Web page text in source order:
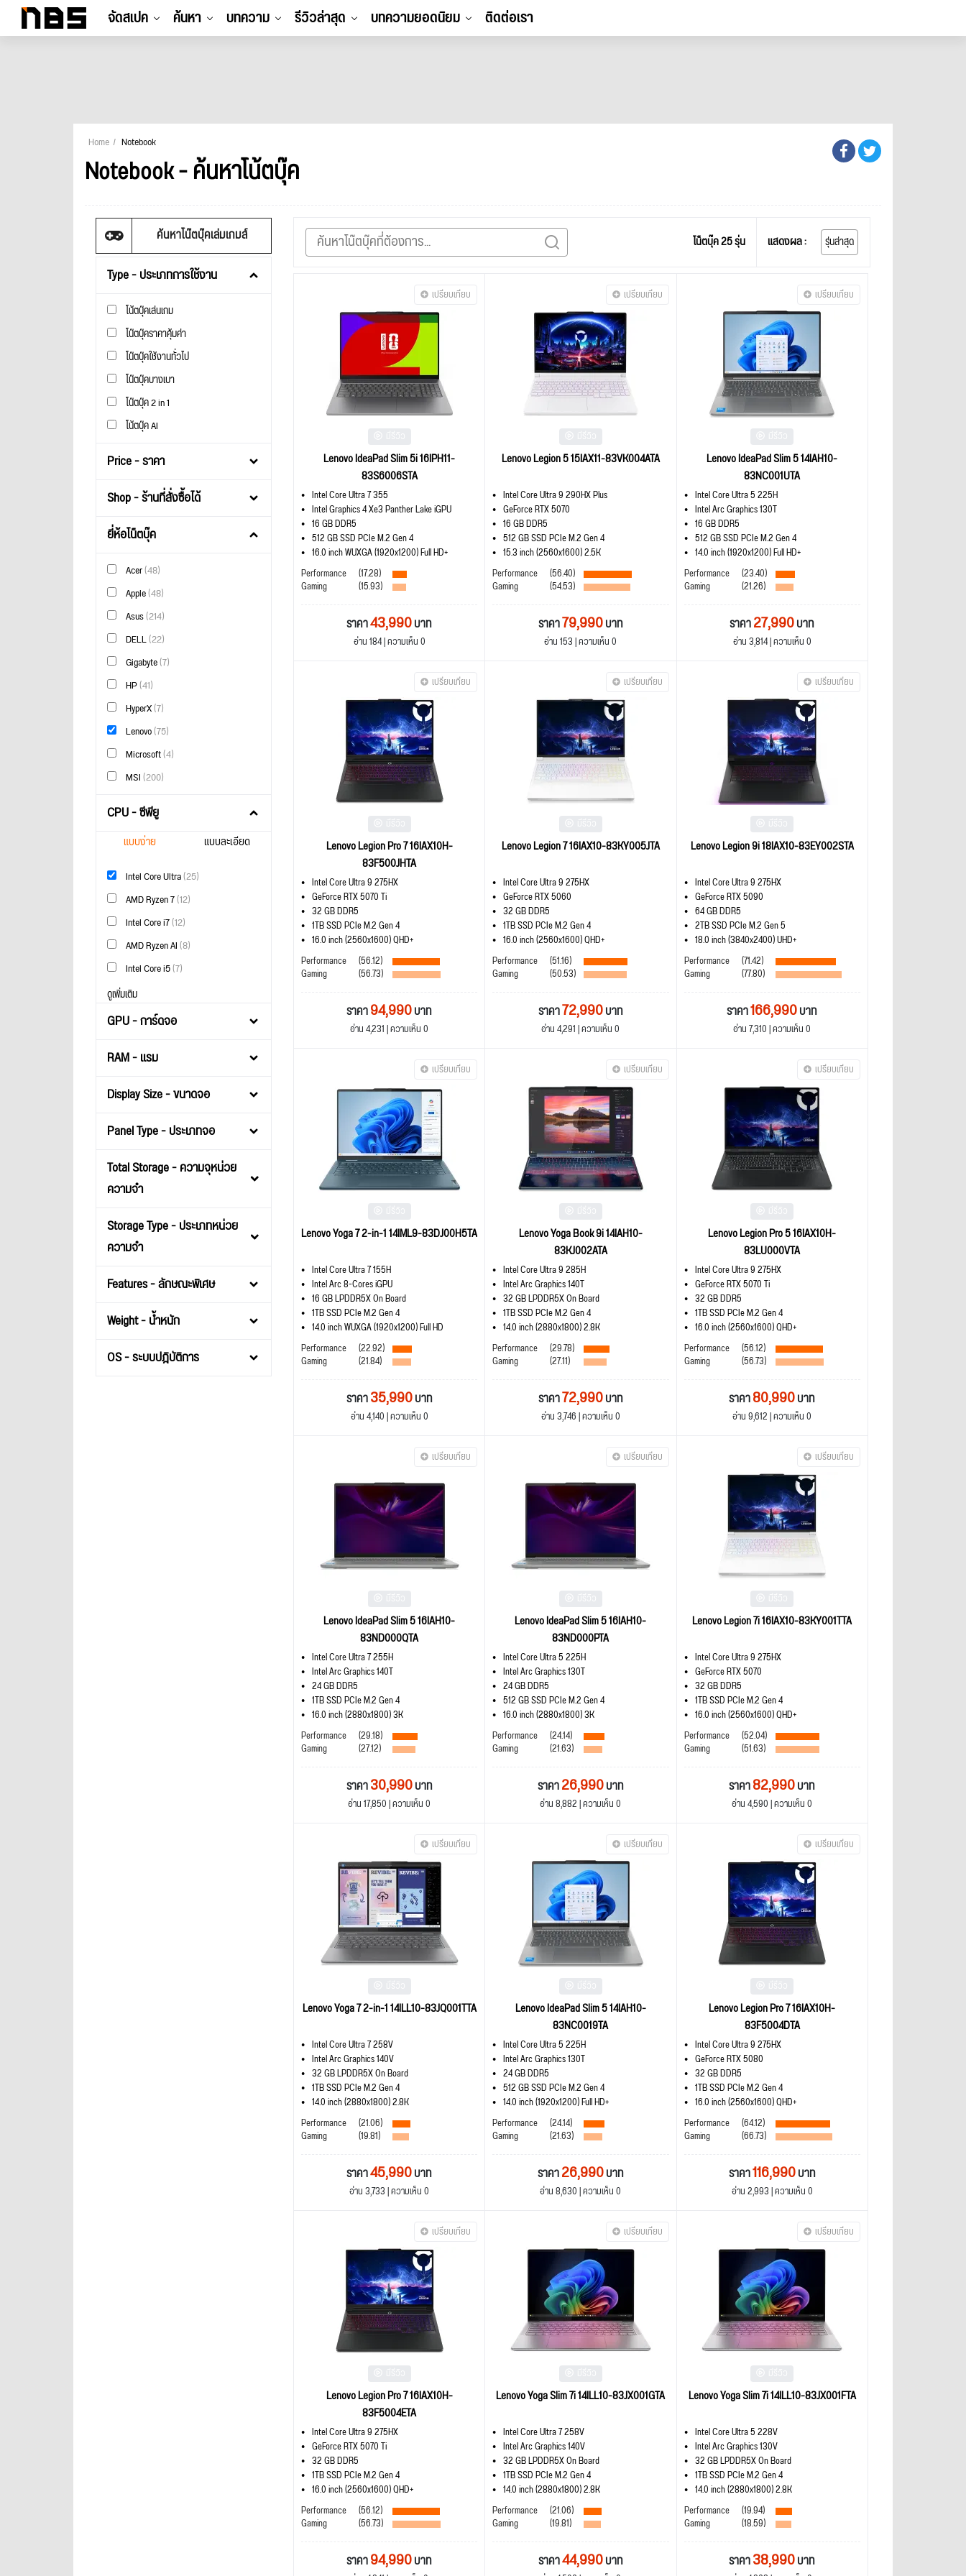
จัดสเปค ค้นหา บทความ รีวิวล่าสุด บทความยอดนิยม ติดต่อเรา
Home Notebook
Notebook - ค้นหาโน้ตบุ๊ค
ค้นหาโน๊ตบุ๊คเล่มเกมส์
Type - ประเภทการใช้งาน
โน้ตบุ๊คเล่นเกม
โน๊ตบุ๊คราคาคุ้มค่า
โน๊ตบุ๊คใช้งานทั่วไป
โน๊ตบุ๊คบางเบา
โน๊ตบุ๊ค 2 in 1
โน้ตบุ๊ค AI
Price - ราคา
Shop - ร้านที่สั่งซื้อได้
ยี่ห้อโน็ตบุ๊ค
Acer(48)
Apple(48)
Asus(214)
DELL(22)
Gigabyte(7)
HP(41)
HyperX(7)
Lenovo(75)
Microsoft(4)
MSI(200)
CPU - ซีพียู
แบบง่าย แบบละเอียด
Intel Core Ultra(25)
AMD Ryzen 7(12)
Intel Core i7(12)
AMD Ryzen AI(8)
Intel Core i5(7)
ดูเพิ่มเติม
GPU - การ์ดจอ
RAM - แรม
Display Size - ขนาดจอ
Panel Type - ประเภทจอ
Total Storage - ความจุหน่วย
ความจำ
Storage Type - ประเภทหน่วย
ความจำ
Features - ลักษณะพิเศษ
Weight - น้ำหนัก
OS - ระบบปฎิบัติการ
โน็ตบุ๊ค 25 รุ่น แสดงผล : รุ่นล่าสุด
เปรียบเทียบ
Lenovo IdeaPad Slim 5i 16IPH11-
83S6006STA
Intel Core Ultra 7 355
Intel Graphics 4 Xe3 Panther Lake iGPU
16 GB DDR5
512 GB SSD PCIe M.2 Gen 4
16.0 inch WUXGA (1920x1200) Full HD+
Performance
(17.28)
Gaming (15.93)
ราคา43,990บาท
อ่าน 184 | ความเห็น 0
เปรียบเทียบ
Lenovo Legion 5 15IAX11-83VK004ATA
Intel Core Ultra 9 290HX Plus
GeForce RTX 5070
16 GB DDR5
512 GB SSD PCIe M.2 Gen 4
15.3 inch (2560x1600) 2.5K
Performance
(56.40)
Gaming (54.53)
ราคา79,990บาท
อ่าน 153 | ความเห็น 0
เปรียบเทียบ
Lenovo IdeaPad Slim 5 14IAH10-
83NC001UTA
Intel Core Ultra 5 225H
Intel Arc Graphics 130T
16 GB DDR5
512 GB SSD PCIe M.2 Gen 4
14.0 inch (1920x1200) Full HD+
Performance
(23.40)
Gaming (21.26)
ราคา27,990บาท
อ่าน 3,814 | ความเห็น 0
เปรียบเทียบ
Lenovo Legion Pro 7 16IAX10H-
83F500JHTA
Intel Core Ultra 9 275HX
GeForce RTX 5070 Ti
32 GB DDR5
1TB SSD PCIe M.2 Gen 4
16.0 inch (2560x1600) QHD+
Performance
(56.12)
Gaming (56.73)
ราคา94,990บาท
อ่าน 4,231 | ความเห็น 0
เปรียบเทียบ
Lenovo Legion 7 16IAX10-83KY005JTA
Intel Core Ultra 9 275HX
GeForce RTX 5060
32 GB DDR5
1TB SSD PCIe M.2 Gen 4
16.0 inch (2560x1600) QHD+
Performance
(51.16)
Gaming (50.53)
ราคา72,990บาท
อ่าน 4,291 | ความเห็น 0
เปรียบเทียบ
Lenovo Legion 9i 18IAX10-83EY002STA
Intel Core Ultra 9 275HX
GeForce RTX 5090
64 GB DDR5
2TB SSD PCIe M.2 Gen 5
18.0 inch (3840x2400) UHD+
Performance
(71.42)
Gaming (77.80)
ราคา166,990บาท
อ่าน 7,310 | ความเห็น 0
เปรียบเทียบ
Lenovo Yoga 7 2-in-1 14IML9-83DJ00H5TA
Intel Core Ultra 7 155H
Intel Arc 8-Cores iGPU
16 GB LPDDR5X On Board
1TB SSD PCIe M.2 Gen 4
14.0 inch WUXGA (1920x1200) Full HD
Performance
(22.92)
Gaming (21.84)
ราคา35,990บาท
อ่าน 4,140 | ความเห็น 0
เปรียบเทียบ
Lenovo Yoga Book 9i 14IAH10-
83KJ002ATA
Intel Core Ultra 9 285H
Intel Arc Graphics 140T
32 GB LPDDR5X On Board
1TB SSD PCIe M.2 Gen 4
14.0 inch (2880x1800) 2.8K
Performance
(29.78)
Gaming (27.11)
ราคา72,990บาท
อ่าน 3,746 | ความเห็น 0
เปรียบเทียบ
Lenovo Legion Pro 5 16IAX10H-
83LU000VTA
Intel Core Ultra 9 275HX
GeForce RTX 5070 Ti
32 GB DDR5
1TB SSD PCIe M.2 Gen 4
16.0 inch (2560x1600) QHD+
Performance
(56.12)
Gaming (56.73)
ราคา80,990บาท
อ่าน 9,612 | ความเห็น 0
เปรียบเทียบ
Lenovo IdeaPad Slim 5 16IAH10-
83ND000QTA
Intel Core Ultra 7 255H
Intel Arc Graphics 140T
24 GB DDR5
1TB SSD PCIe M.2 Gen 4
16.0 inch (2880x1800) 3K
Performance
(29.18)
Gaming (27.12)
ราคา30,990บาท
อ่าน 17,850 | ความเห็น 0
เปรียบเทียบ
Lenovo IdeaPad Slim 5 16IAH10-
83ND000PTA
Intel Core Ultra 5 225H
Intel Arc Graphics 130T
24 GB DDR5
512 GB SSD PCIe M.2 Gen 4
16.0 inch (2880x1800) 3K
Performance
(24.14)
Gaming (21.63)
ราคา26,990บาท
อ่าน 8,882 | ความเห็น 0
เปรียบเทียบ
Lenovo Legion 7i 16IAX10-83KY001TTA
Intel Core Ultra 9 275HX
GeForce RTX 5070
32 GB DDR5
1TB SSD PCIe M.2 Gen 4
16.0 inch (2560x1600) QHD+
Performance
(52.04)
Gaming (51.63)
ราคา82,990บาท
อ่าน 4,590 | ความเห็น 0
เปรียบเทียบ
Lenovo Yoga 7 2-in-1 14ILL10-83JQ001TTA
Intel Core Ultra 7 258V
Intel Arc Graphics 140V
32 GB LPDDR5X On Board
1TB SSD PCIe M.2 Gen 4
14.0 inch (2880x1800) 2.8K
Performance
(21.06)
Gaming (19.81)
ราคา45,990บาท
อ่าน 3,733 | ความเห็น 0
เปรียบเทียบ
Lenovo IdeaPad Slim 5 14IAH10-
83NC0019TA
Intel Core Ultra 5 225H
Intel Arc Graphics 130T
24 GB DDR5
512 GB SSD PCIe M.2 Gen 4
14.0 inch (1920x1200) Full HD+
Performance
(24.14)
Gaming (21.63)
ราคา26,990บาท
อ่าน 8,630 | ความเห็น 0
เปรียบเทียบ
Lenovo Legion Pro 7 16IAX10H-
83F5004DTA
Intel Core Ultra 9 275HX
GeForce RTX 5080
32 GB DDR5
1TB SSD PCIe M.2 Gen 4
16.0 inch (2560x1600) QHD+
Performance
(64.12)
Gaming (66.73)
ราคา116,990บาท
อ่าน 2,993 | ความเห็น 0
เปรียบเทียบ
Lenovo Legion Pro 7 16IAX10H-
83F5004ETA
Intel Core Ultra 9 275HX
GeForce RTX 5070 Ti
32 GB DDR5
1TB SSD PCIe M.2 Gen 4
16.0 inch (2560x1600) QHD+
Performance
(56.12)
Gaming (56.73)
ราคา94,990บาท
เปรียบเทียบ
Lenovo Yoga Slim 7i 14ILL10-83JX001GTA
Intel Core Ultra 7 258V
Intel Arc Graphics 140V
32 GB LPDDR5X On Board
1TB SSD PCIe M.2 Gen 4
14.0 inch (2880x1800) 2.8K
Performance
(21.06)
Gaming (19.81)
ราคา44,990บาท
เปรียบเทียบ
Lenovo Yoga Slim 7i 14ILL10-83JX001FTA
Intel Core Ultra 5 228V
Intel Arc Graphics 130V
32 GB LPDDR5X On Board
1TB SSD PCIe M.2 Gen 4
14.0 inch (2880x1800) 2.8K
Performance
(19.94)
Gaming (18.59)
ราคา38,990บาท